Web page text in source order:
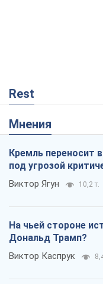
Rest
Мнения
Кремль переносит
под угрозой
Виктор Ягун 10,2 т.
На чьей стороне
Дональд Трамп?
Виктор Каспрук